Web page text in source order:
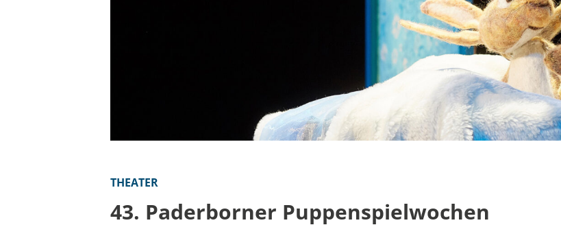
THEATER
43. Paderborner Puppenspielwochen